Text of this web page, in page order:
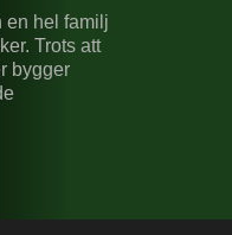
en hel familj
Trots att
bygger